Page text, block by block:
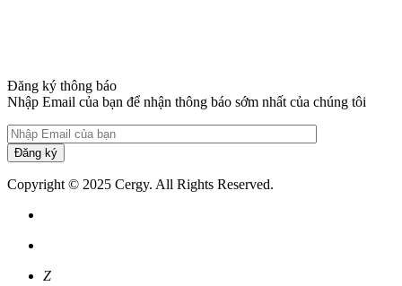
Đăng ký thông báo
Nhập Email của bạn để nhận thông báo sớm nhất của chúng tôi
Đăng ký
Copyright © 2025 Cergy. All Rights Reserved.
Z